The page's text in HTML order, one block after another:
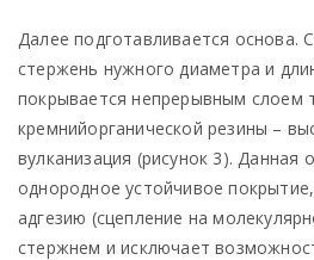
Далее подготавливается основа.
стержень нужного диаметра и
покрывается непрерывным слоем
кремнийорганической резины –
вулканизация (рисунок 3). Данная
однородное устойчивое
адгезию (сцепление на
стержнем и исключает